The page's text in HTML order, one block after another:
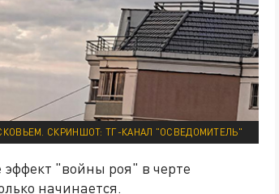
СКРИНШОТ: ТГ-КАНАЛ "ОСВЕДОМИТЕЛЬ"
"войны роя" в черте
начинается.